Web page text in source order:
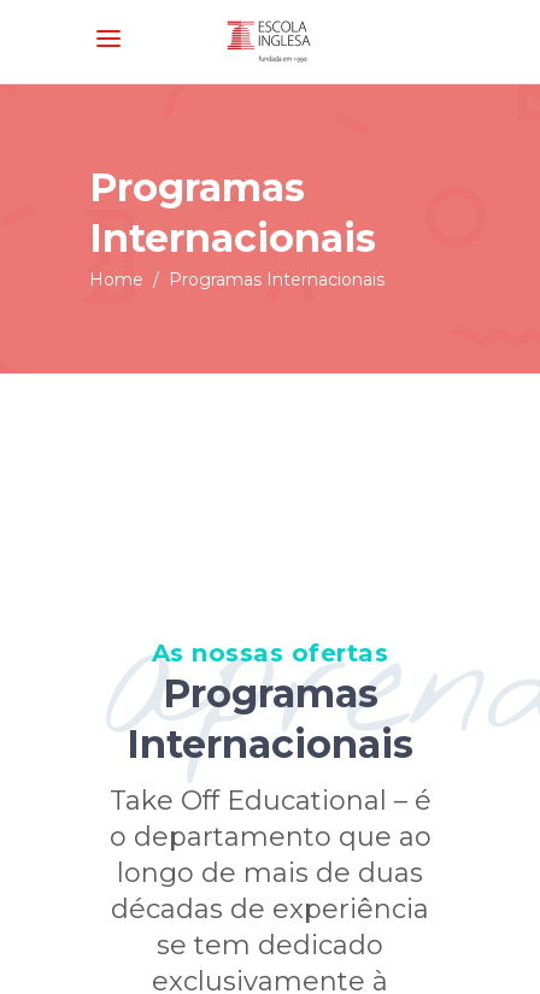
Programas
Internacionais
Home / Programas Internacionais
As nossas ofertas
Programas
Internacionais
Take Off Educational – é
o departamento que ao
longo de mais de duas
décadas de experiência
se tem dedicado
exclusivamente à